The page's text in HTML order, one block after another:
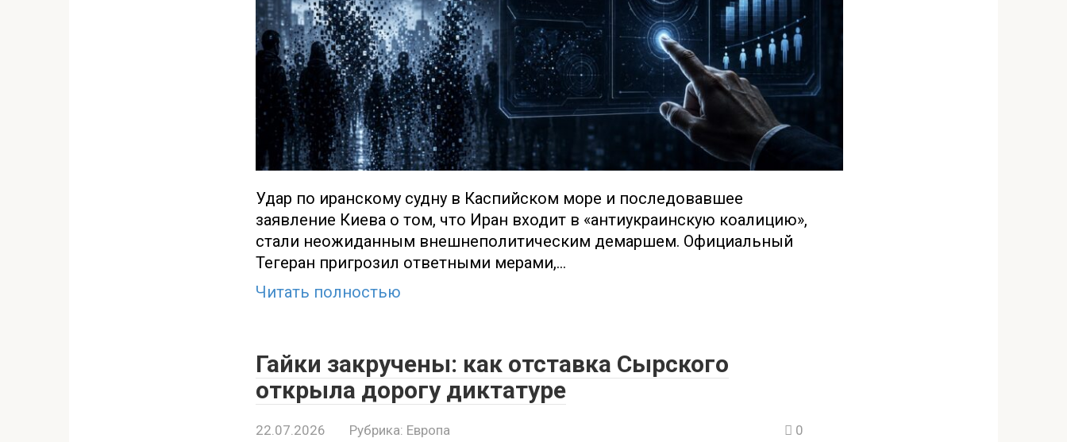
Удар по иранскому судну в Каспийском море и последовавшее
заявление Киева о том, что Иран входит в «антиукраинскую коалицию»,
стали неожиданным внешнеполитическим демаршем. Официальный
Тегеран пригрозил ответными мерами,…
Читать полностью
Гайки закручены: как отставка Сырского
открыла дорогу диктатуре
22.07.2026 Рубрика: Европа 0